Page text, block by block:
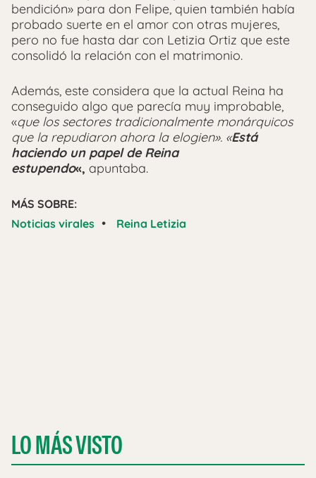
bendición» para don Felipe, quien también había
probado suerte en el amor con otras mujeres,
pero no fue hasta dar con Letizia Ortiz que este
consolidó la relación con el matrimonio.
Además, este considera que la actual Reina ha
conseguido algo que parecía muy improbable,
«que los sectores tradicionalmente monárquicos
que la repudiaron ahora la elogien». «Está
haciendo un papel de Reina
estupendo«, apuntaba.
MÁS SOBRE:
Noticias virales • Reina Letizia
LO MÁS VISTO